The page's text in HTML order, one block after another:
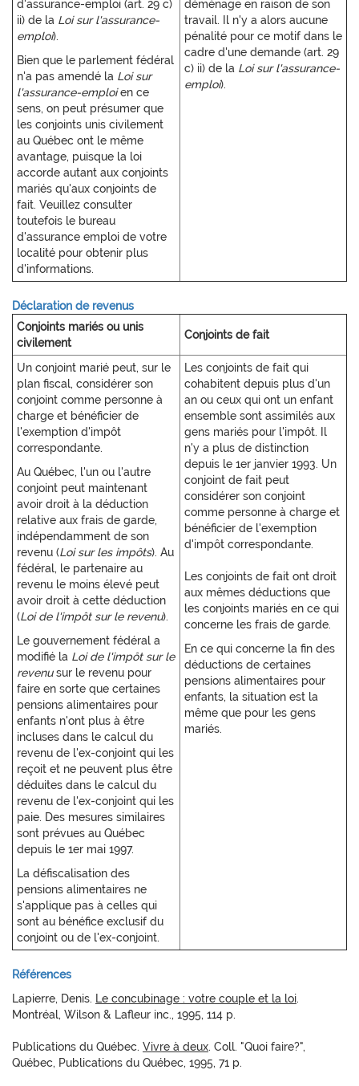
d'assurance-emploi (art. 29 c)
ii) de la Loi sur l'assurance-
emploi).
Bien que le parlement fédéral
n'a pas amendé la Loi sur
l'assurance-emploien ce
sens, on peut présumer que
les conjoints unis civilement
au Québec ont le même
avantage, puisque la loi
accorde autant aux conjoints
mariés qu'aux conjoints de
fait. Veuillez consulter
toutefois le bureau
d'assurance emploi de votre
localité pour obtenir plus
d'informations.
déménage en raison de son
travail. Il n'y a alors aucune
pénalité pour ce motif dans le
cadre d'une demande (art. 29
c) ii) de la Loi sur l'assurance-
emploi).
Déclaration de revenus
Conjoints mariés ou unis
civilement
Conjoints de fait
Un conjoint marié peut, sur le
plan fiscal, considérer son
conjoint comme personne à
charge et bénéficier de
l'exemption d'impôt
correspondante.
Au Québec, l'un ou l'autre
conjoint peut maintenant
avoir droit à la déduction
relative aux frais de garde,
indépendamment de son
revenu (Loi sur les impôts). Au
fédéral, le partenaire au
revenu le moins élevé peut
avoir droit à cette déduction
(Loi de l'impôt sur le revenu).
Le gouvernement fédéral a
modifié la Loi de l'impôt sur le
revenusur le revenu pour
faire en sorte que certaines
pensions alimentaires pour
enfants n'ont plus à être
incluses dans le calcul du
revenu de l'ex-conjoint qui les
reçoit et ne peuvent plus être
déduites dans le calcul du
revenu de l'ex-conjoint qui les
paie. Des mesures similaires
sont prévues au Québec
depuis le 1er mai 1997.
La défiscalisation des
pensions alimentaires ne
s'applique pas à celles qui
sont au bénéfice exclusif du
conjoint ou de l'ex-conjoint.
Les conjoints de fait qui
cohabitent depuis plus d'un
an ou ceux qui ont un enfant
ensemble sont assimilés aux
gens mariés pour l'impôt. Il
n'y a plus de distinction
depuis le 1er janvier 1993. Un
conjoint de fait peut
considérer son conjoint
comme personne à charge et
bénéficier de l'exemption
d'impôt correspondante.
Les conjoints de fait ont droit
aux mêmes déductions que
les conjoints mariés en ce qui
concerne les frais de garde.
En ce qui concerne la fin des
déductions de certaines
pensions alimentaires pour
enfants, la situation est la
même que pour les gens
mariés.
Références
Lapierre, Denis. Le concubinage : votre couple et la loi.
Montréal, Wilson & Lafleur inc., 1995, 114 p.
Publications du Québec. Vivre à deux. Coll. "Quoi faire?",
Québec, Publications du Québec, 1995, 71 p.